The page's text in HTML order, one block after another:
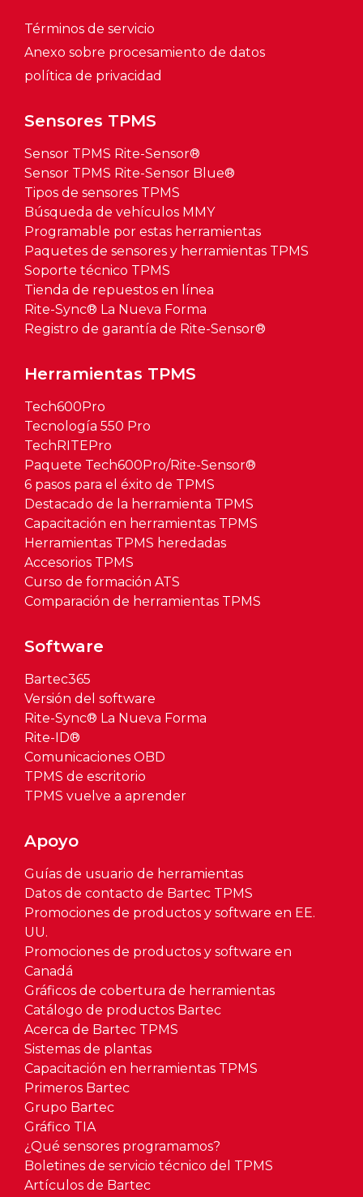
Sensores TPMS
Sensor TPMS Rite-Sensor®
Sensor TPMS Rite-Sensor Blue®
Tipos de sensores TPMS
Búsqueda de vehículos MMY
Programable por estas herramientas
Paquetes de sensores y herramientas TPMS
Soporte técnico TPMS
Tienda de repuestos en línea
Rite-Sync® La Nueva Forma
Registro de garantía de Rite-Sensor®
Herramientas TPMS
Tech600Pro
Tecnología 550 Pro
TechRITEPro
Paquete Tech600Pro/Rite-Sensor®
6 pasos para el éxito de TPMS
Destacado de la herramienta TPMS
Capacitación en herramientas TPMS
Herramientas TPMS heredadas
Accesorios TPMS
Curso de formación ATS
Comparación de herramientas TPMS
Software
Bartec365
Versión del software
Rite-Sync® La Nueva Forma
Rite-ID®
Comunicaciones OBD
TPMS de escritorio
TPMS vuelve a aprender
Apoyo
Guías de usuario de herramientas
Datos de contacto de Bartec TPMS
Promociones de productos y software en EE.
UU.
Promociones de productos y software en
Canadá
Gráficos de cobertura de herramientas
Catálogo de productos Bartec
Acerca de Bartec TPMS
Sistemas de plantas
Capacitación en herramientas TPMS
Primeros Bartec
Grupo Bartec
Gráfico TIA
¿Qué sensores programamos?
Boletines de servicio técnico del TPMS
Artículos de Bartec
Términos de servicio
Anexo sobre procesamiento de datos
política de privacidad